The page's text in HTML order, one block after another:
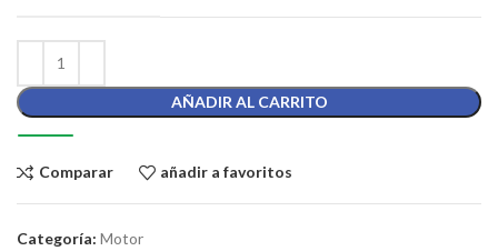
AÑADIR AL CARRITO
Comparar añadir a favoritos
Categoría: Motor